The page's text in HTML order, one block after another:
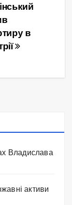
в
Владислава
активи